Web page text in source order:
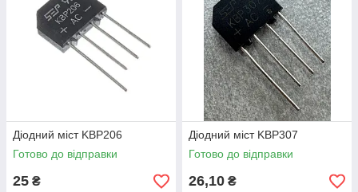
Діодний міст KBP206
Готово до відправки
25 ₴
Діодний міст KBP307
Готово до відправки
26,10 ₴